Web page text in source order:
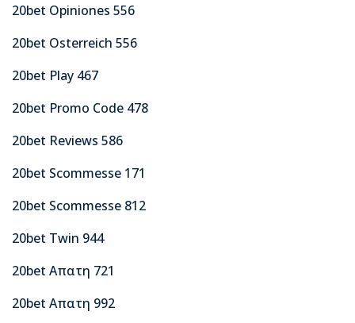
20bet Opiniones 556
20bet Osterreich 556
20bet Play 467
20bet Promo Code 478
20bet Reviews 586
20bet Scommesse 171
20bet Scommesse 812
20bet Twin 944
20bet Απατη 721
20bet Απατη 992